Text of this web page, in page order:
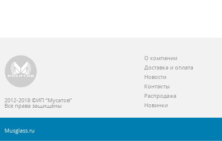
2012-2018 ©ИП “Мусатов”
Все права защищены
О компании
Доставка и оплата
Новости
Контакты
Распродажа
Новинки
Musglass.ru